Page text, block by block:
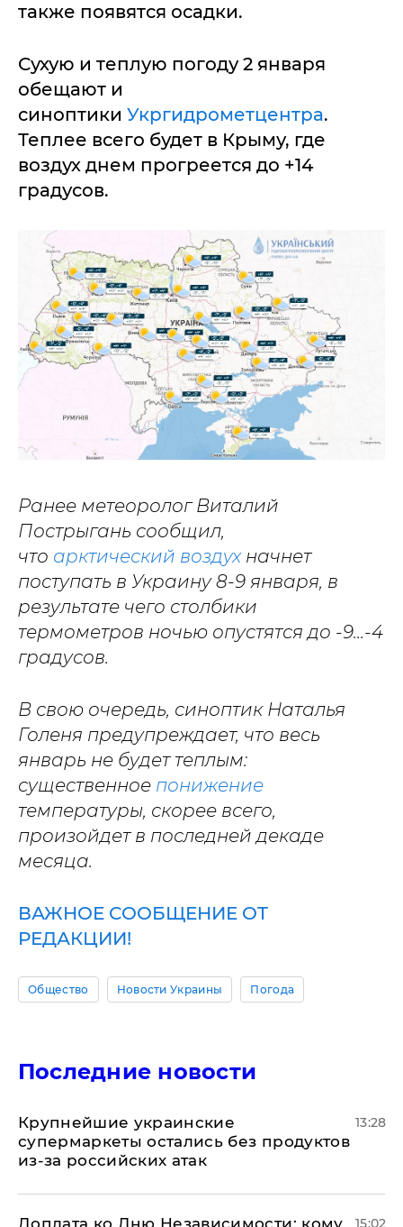
также появятся осадки.
Сухую и теплую погоду 2 января
обещают и
синоптики Укргидрометцентра.
Теплее всего будет в Крыму, где
воздух днем прогреется до +14
градусов.
Ранее метеоролог Виталий
Пострыгань сообщил,
что арктический воздухначнет
поступать в Украину 8-9 января, в
результате чего столбики
термометров ночью опустятся до -9...-4
градусов.
В свою очередь, синоптик Наталья
Голеня предупреждает, что весь
январь не будет теплым:
существенное понижение
температуры, скорее всего,
произойдет в последней декаде
месяца.
ВАЖНОЕ СООБЩЕНИЕ ОТ
РЕДАКЦИИ!
Общество Новости Украины Погода
Последние новости
Крупнейшие украинские
супермаркеты остались без продуктов
из-за российских атак
13:28
Доплата ко Дню Независимости: кому 15:02